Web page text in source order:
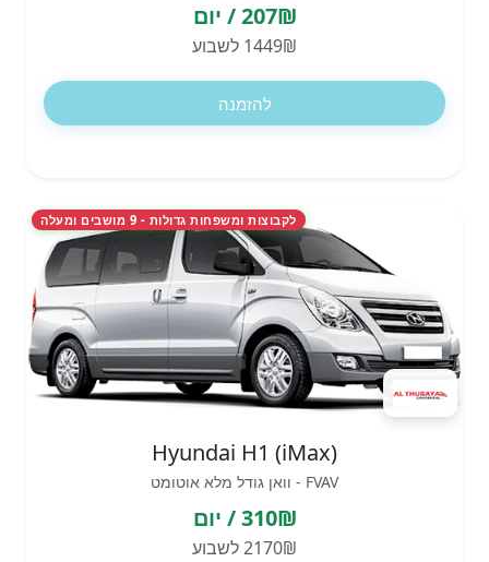
207₪ / יום
1449₪ לשבוע
להזמנה
לקבוצות ומשפחות גדולות - 9 מושבים ומעלה
Hyundai H1 (iMax)
FVAV - וואן גודל מלא אוטומט
310₪ / יום
2170₪ לשבוע